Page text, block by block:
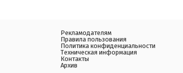
Рекламодателям
Правила пользования
Политика конфиденциальности
Техническая информация
Контакты
Архив